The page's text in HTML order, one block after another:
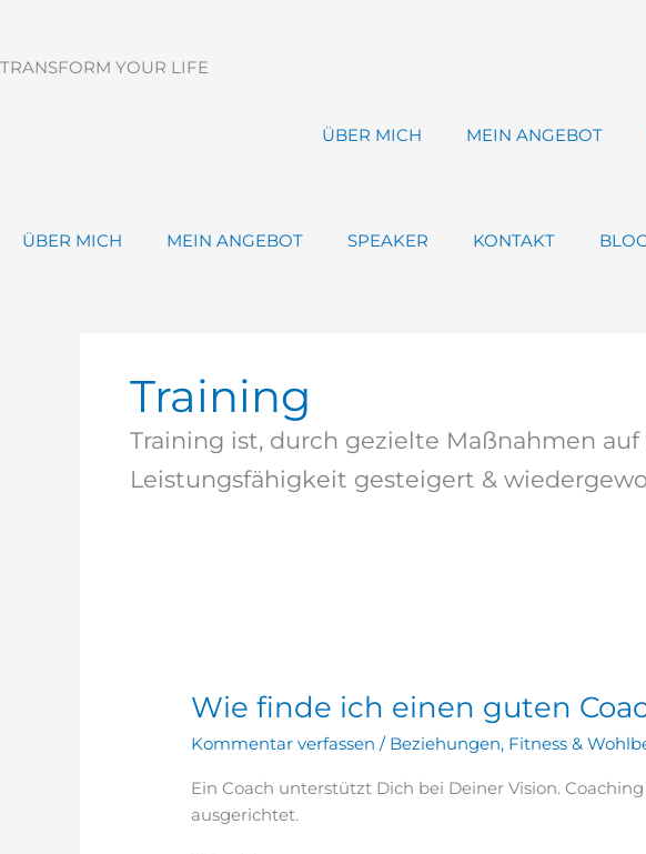
springen
TRANSFORM YOUR LIFE
ÜBER MICH MEIN ANGEBOT
ÜBER MICH MEIN ANGEBOT SPEAKER KONTAKT
Training
Training ist, durch gezielte Maßnahmen
Leistungsfähigkeit gesteigert &
Wie finde ich einen guten
Kommentar verfassen / Beziehungen, Fitness &
Ein Coach unterstützt Dich bei Deiner Vision.
ausgerichtet.
ich
guten
Coach?